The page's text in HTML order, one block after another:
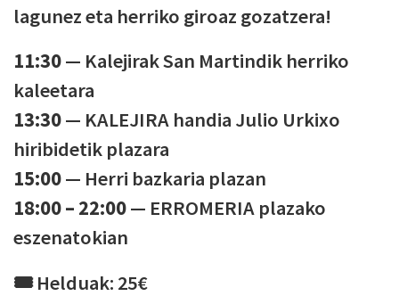
lagunez eta herriko giroaz gozatzera!
11:30— Kalejirak San Martindik herriko
kaleetara
13:30— KALEJIRA handia Julio Urkixo
hiribidetik plazara
15:00— Herri bazkaria plazan
18:00 – 22:00— ERROMERIA plazako
eszenatokian
🎟️ Helduak: 25€